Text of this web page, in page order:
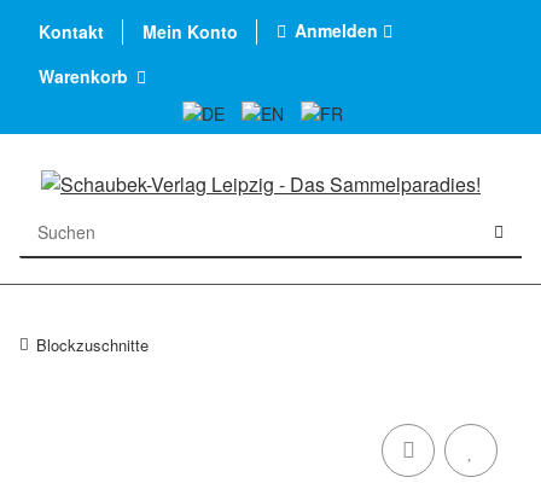
Kontakt Mein Konto
Anmelden
Warenkorb
Blockzuschnitte